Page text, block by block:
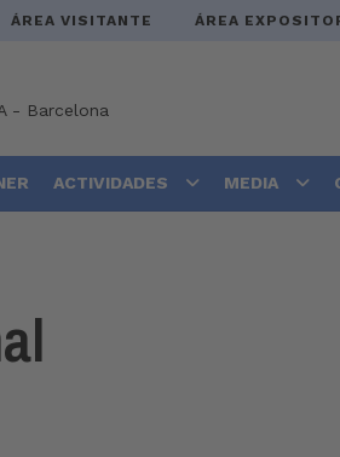
ÁREA VISITANTE ÁREA
- Barcelona
ACTIVIDADES MEDIA